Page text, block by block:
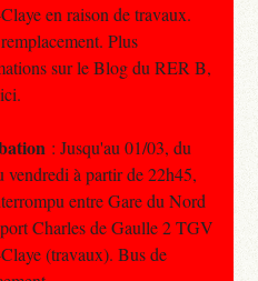
en raison de travaux.
Plus
sur le Blog du RER B,
: Jusqu'au 01/03, du
vendredi à partir de 22h45,
entre Gare du Nord
Charles de Gaulle 2 TGV
(travaux). Bus de